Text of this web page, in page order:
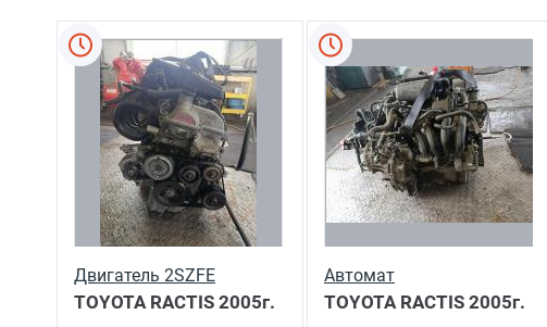
Двигатель 2SZFE
TOYOTA RACTIS 2005г.
Автомат
TOYOTA RACTIS 2005г.